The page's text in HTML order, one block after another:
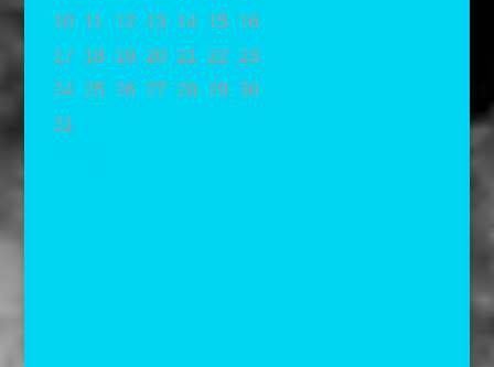
10
11 12 13 14 15
16
17
18 19 20 21 22
23
24
25 26 27 28 29 30
31